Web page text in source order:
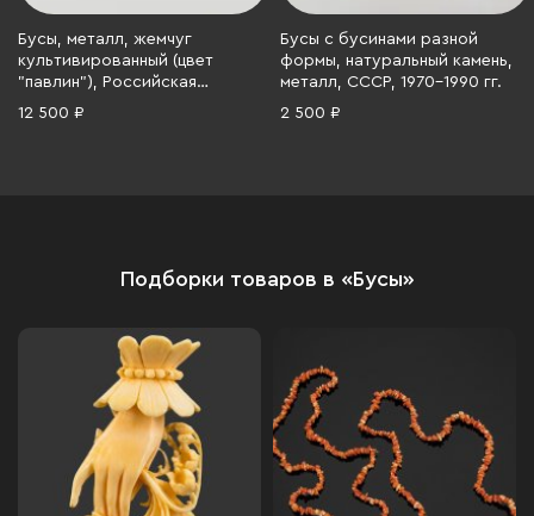
Бусы, металл, жемчуг
культивированный (цвет
"павлин"), Российская
Федерация, 1990-2010 гг.
12 500 ₽
Бусы с бусинами разной
формы, натуральный камень,
металл, СССР, 1970-1990 гг.
2 500 ₽
Подборки товаров в «Бусы»